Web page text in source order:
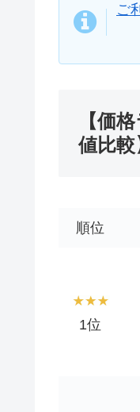
ご
【価
値比較
順位
1位